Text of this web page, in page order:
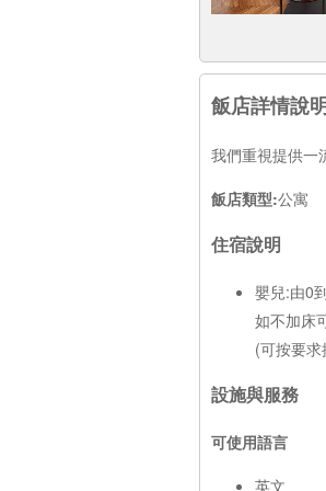
飯店詳情說
我們重視提供一
飯店類型:公寓
住宿說明
嬰兒:由0
如不加床
(可按要
設施與服務
可使用語言
英文